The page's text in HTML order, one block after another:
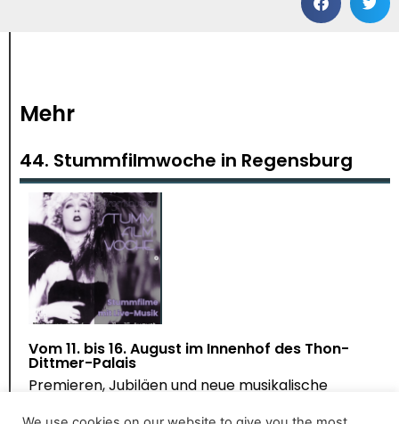
Mehr
44. Stummfilmwoche in Regensburg
Vom 11. bis 16. August im Innenhof des Thon-
Dittmer-Palais
Premieren, Jubiläen und neue musikalische